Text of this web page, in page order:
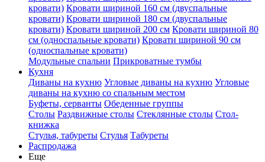
кровати) Кровати шириной 160 см (двуспальные
кровати) Кровати шириной 180 см (двуспальные
кровати) Кровати шириной 200 см Кровати шириной 80
см (односпальные кровати) Кровати шириной 90 см
(односпальные кровати)
Модульные спальни Прикроватные тумбы
Кухня
Диваны на кухню Угловые диваны на кухню Угловые
диваны на кухню со спальным местом
Буфеты, серванты Обеденные группы
Столы Раздвижные столы Стеклянные столы Стол-
книжка
Стулья, табуреты Стулья Табуреты
Распродажа
Еще